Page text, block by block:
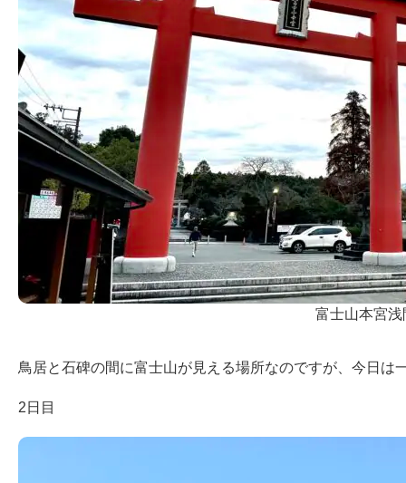
富士山本宮浅
鳥居と石碑の間に富士山が見える場所なのですが、今日は
2日目